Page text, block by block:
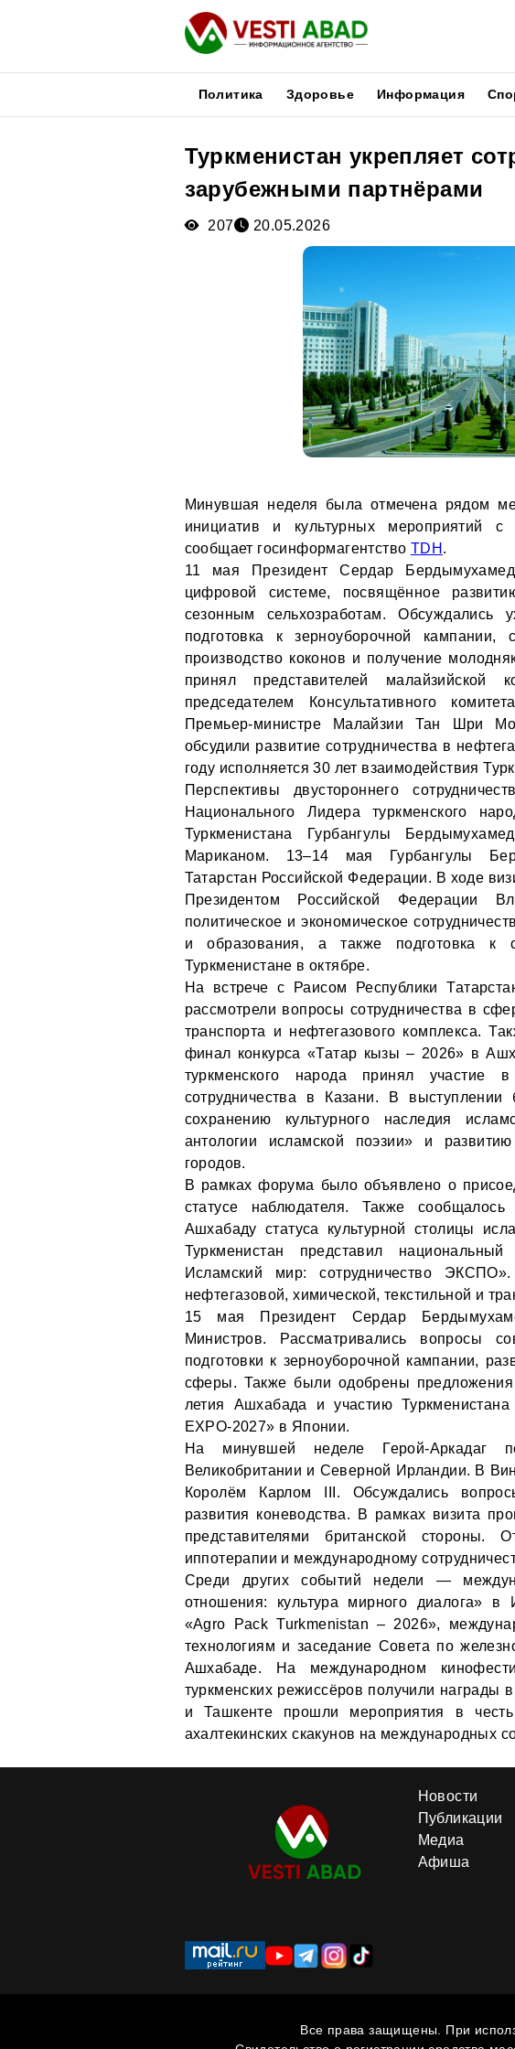
Политика Здоровье Информация
Туркменистан укрепляет
зарубежными партнёрами
207 20.05.2026
Минувшая неделя была отмечена рядом
инициатив и культурных мероприятий
сообщает госинформагентство TDH .
11 мая Президент Сердар
цифровой системе, посвящённое
сезонным сельхозработам.
подготовка к зерноуборочной
производство коконов и получение
принял представителей
председателем Консультативного
Премьер-министре Малайзии Тан Шри
обсудили развитие сотрудничества в
году исполняется 30 лет взаимодействия
Перспективы двустороннего
Национального Лидера туркменского
Туркменистана Гурбангулы
Мариканом. 13–14 мая Гурбангулы
Татарстан Российской Федерации. В ходе
Президентом Российской Федерации
политическое и экономическое
и образования, а также подготовка к
Туркменистане в октябре.
На встрече с Раисом Республики
рассмотрели вопросы сотрудничества в
транспорта и нефтегазового комплекса.
финал конкурса «Татар кызы – 2026» в
туркменского народа принял участие
сотрудничества в Казани. В
сохранению культурного наследия
антологии исламской поэзии» и
городов.
В рамках форума было объявлено о
статусе наблюдателя. Также
Ашхабаду статуса культурной столицы
Туркменистан представил
Исламский мир: сотрудничество
нефтегазовой, химической, текстильной и
15 мая Президент Сердар
Министров. Рассматривались вопросы
подготовки к зерноуборочной кампании,
сферы. Также были одобрены предложения
летия Ашхабада и участию
EXPO-2027» в Японии.
На минувшей неделе Герой-Аркадаг
Великобритании и Северной Ирландии. В
Королём Карлом III. Обсуждались
развития коневодства. В рамках визита
представителями британской стороны.
иппотерапии и международному
Среди других событий недели —
отношения: культура мирного диалога»
«Agro Pack Turkmenistan – 2026»,
технологиям и заседание Совета по
Ашхабаде. На международном
туркменских режиссёров получили награды
и Ташкенте прошли мероприятия в
ахалтекинских скакунов на международных
Новости
Публикации
Медиа
Афиша
Все права защищены. При